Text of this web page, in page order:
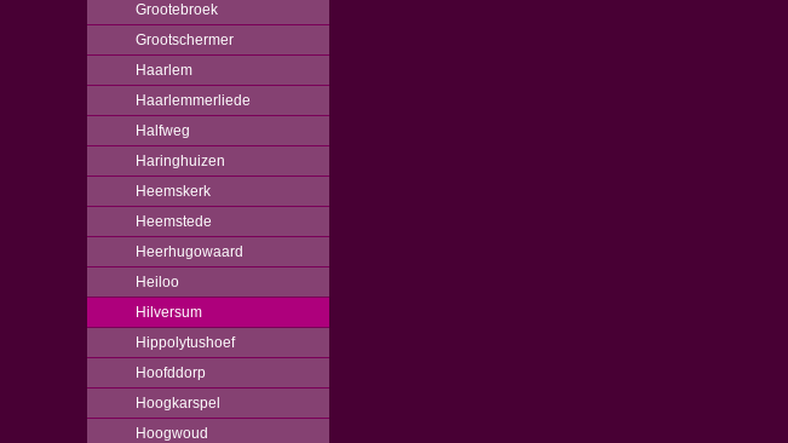
Grootebroek
Grootschermer
Haarlem
Haarlemmerliede
Halfweg
Haringhuizen
Heemskerk
Heemstede
Heerhugowaard
Heiloo
Hilversum
Hippolytushoef
Hoofddorp
Hoogkarspel
Hoogwoud